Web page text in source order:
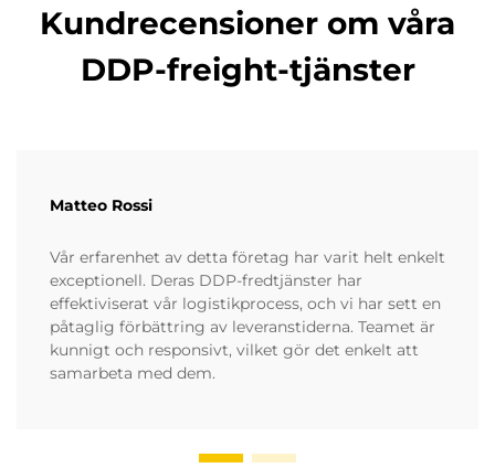
Kundrecensioner om våra
DDP-freight-tjänster
Matteo Rossi
Vår erfarenhet av detta företag har varit helt enkelt
exceptionell. Deras DDP-fredtjänster har
effektiviserat vår logistikprocess, och vi har sett en
påtaglig förbättring av leveranstiderna. Teamet är
kunnigt och responsivt, vilket gör det enkelt att
samarbeta med dem.